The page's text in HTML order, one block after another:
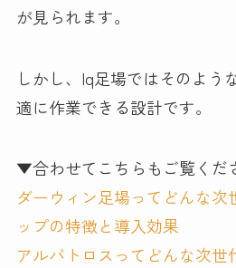
が見られます。
しかし、Iq足場ではそのよう
適に作業できる設計です。
▼合わせてこちらもご覧く
ダーウィン足場ってどんな次
ップの特徴と導入効果
アルバトロスってどんな次世